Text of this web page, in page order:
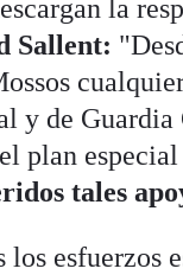
la
Sallent:
y de
plan
tales
los esfuerzos